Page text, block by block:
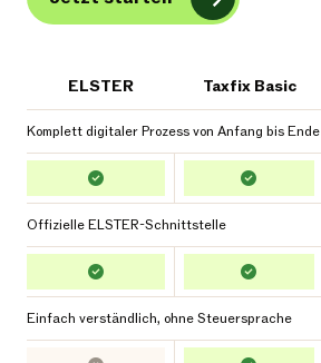
ELSTER Taxfix Basic
Komplett digitaler Prozess von Anfang bis Ende
Offizielle ELSTER-Schnittstelle
Einfach verständlich, ohne Steuersprache